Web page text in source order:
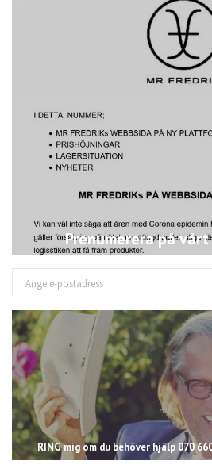
Prenumerera på
RING mig om du behöver hjälp 070